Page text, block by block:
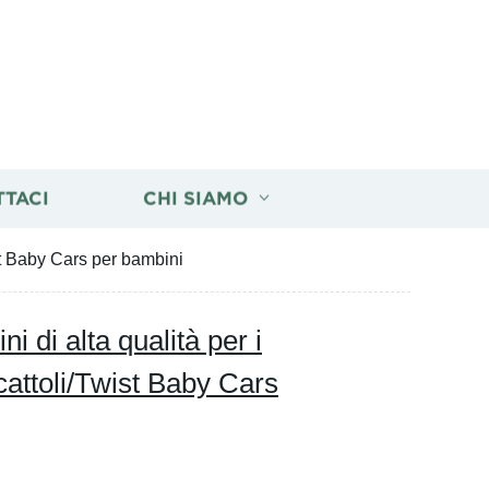
CHI SIAMO
Cars per bambini
di alta qualità per i
Twist Baby Cars